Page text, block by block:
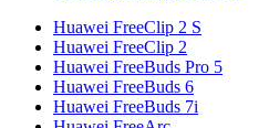
Huawei FreeClip 2 S
Huawei FreeClip 2
Huawei FreeBuds Pro 5
Huawei FreeBuds 6
Huawei FreeBuds 7i